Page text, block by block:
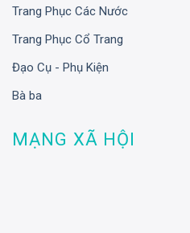
Trang Phục Các Nước
Trang Phục Cổ Trang
Đạo Cụ - Phụ Kiện
Bà ba
MẠNG XÃ HỘI